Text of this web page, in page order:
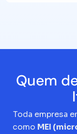
Quem
Toda empresa
como MEI